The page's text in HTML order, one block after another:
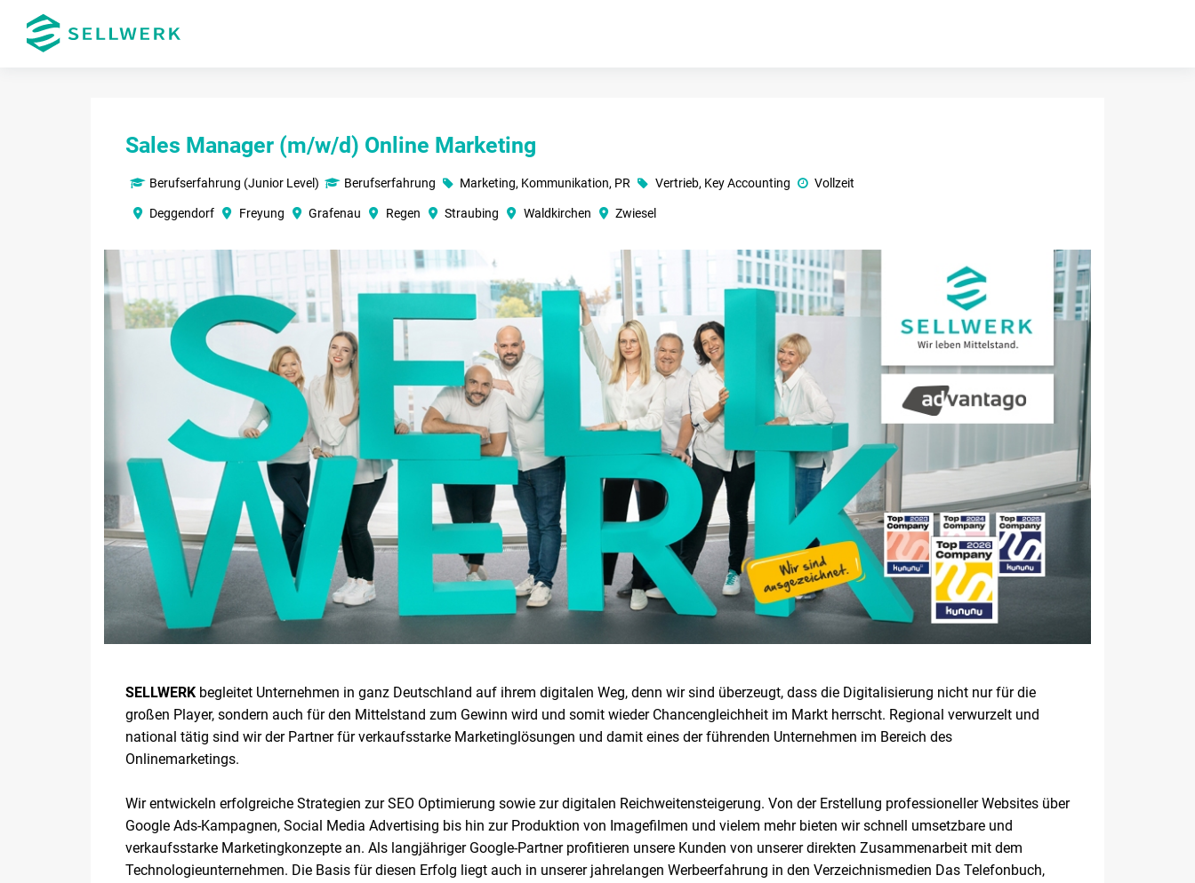
Sales Manager (m/w/d) Online Marketing
Deggendorf Freyung Grafenau Regen Straubing Waldkirchen Zwiesel
Berufserfahrung (Junior Level) Berufserfahrung Marketing, Kommunikation, PR Vertrieb, Key Accounting Vollzeit
SELLWERK begleitet Unternehmen in ganz Deutschland auf ihrem digitalen Weg, denn wir sind überzeugt, dass die Digitalisierung nicht nur für die
großen Player, sondern auch für den Mittelstand zum Gewinn wird und somit wieder Chancengleichheit im Markt herrscht. Regional verwurzelt und
national tätig sind wir der Partner für verkaufsstarke Marketinglösungen und damit eines der führenden Unternehmen im Bereich des
Onlinemarketings.
Wir entwickeln erfolgreiche Strategien zur SEO Optimierung sowie zur digitalen Reichweitensteigerung. Von der Erstellung professioneller Websites über
Google Ads-Kampagnen, Social Media Advertising bis hin zur Produktion von Imagefilmen und vielem mehr bieten wir schnell umsetzbare und
verkaufsstarke Marketingkonzepte an. Als langjähriger Google-Partner profitieren unsere Kunden von unserer direkten Zusammenarbeit mit dem
Technologieunternehmen. Die Basis für diesen Erfolg liegt auch in unserer jahrelangen Werbeerfahrung in den Verzeichnismedien Das Telefonbuch,